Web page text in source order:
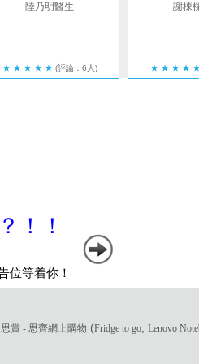
陸乃明醫生
★ ★ ★ ★ ★ (評論：6人)
謝棟
★ ★ ★ ★ ★
思賞 - 思齊網上購物 (Fridge to go ,Lenovo